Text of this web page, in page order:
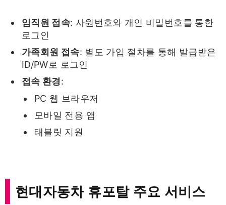
임직원 접속: 사원번호와 개인 비밀번호를 통한
로그인
가족회원 접속: 별도 가입 절차를 통해 발급받은
ID/PW로 로그인
접속 환경:
PC 웹 브라우저
모바일 전용 앱
태블릿 지원
현대자동차 휴포탈 주요 서비스